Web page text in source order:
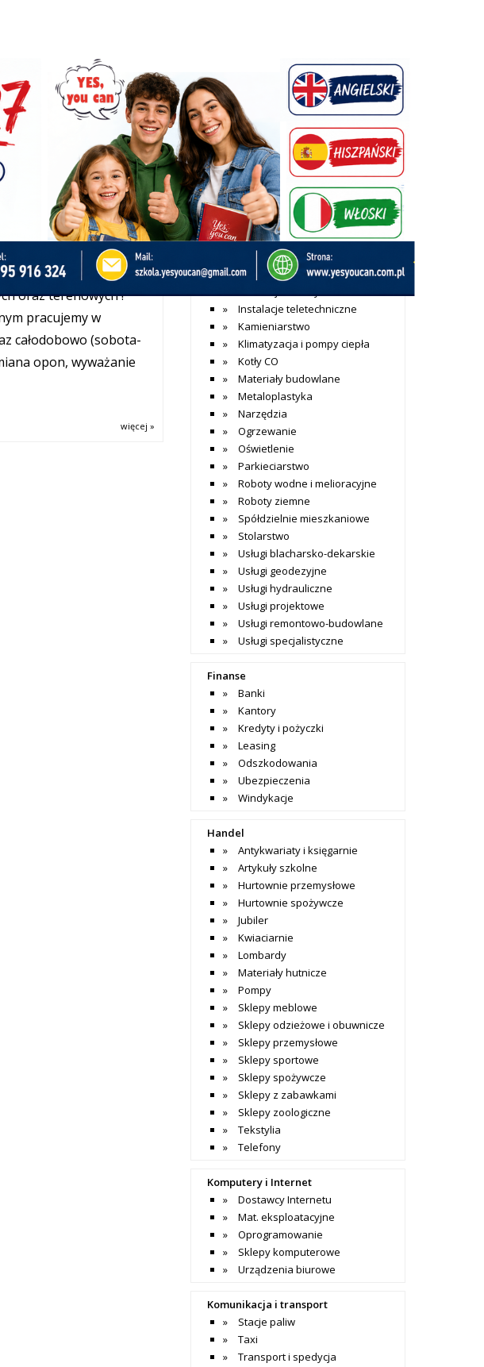
Jasionowski
Jesteśmy
wulkanizacja w regionie
Sejneńska 60 oraz
km. Działamy…
więcej »
oraz terenowych !
pracujemy w
całodobowo (sobota-
opon, wyważanie
więcej »
+ Dodaj wpis
Katalog firm
Dom i budownictwo
Agencje nieruchomości
Alarmy
Aranżacja wnętrz
Architekci
Bramy garażowe
Budowa sauny
Budownictwo mieszkaniowe
Budownictwo przemysłowwe
Instalacje elektryczne
Instalacje teletechniczne
Kamieniarstwo
Klimatyzacja i pompy ciepła
Kotły CO
Materiały budowlane
Metaloplastyka
Narzędzia
Ogrzewanie
Oświetlenie
Parkieciarstwo
Roboty wodne i melioracyjne
Roboty ziemne
Spółdzielnie mieszkaniowe
Stolarstwo
Usługi blacharsko-dekarskie
Usługi geodezyjne
Usługi hydrauliczne
Usługi projektowe
Usługi remontowo-budowlane
Usługi specjalistyczne
Finanse
Banki
Kantory
Kredyty i pożyczki
Leasing
Odszkodowania
Ubezpieczenia
Windykacje
Handel
Antykwariaty i księgarnie
Artykuły szkolne
Hurtownie przemysłowe
Hurtownie spożywcze
Jubiler
Kwiaciarnie
Lombardy
Materiały hutnicze
Pompy
Sklepy meblowe
Sklepy odzieżowe i obuwnicze
Sklepy przemysłowe
Sklepy sportowe
Sklepy spożywcze
Sklepy z zabawkami
Sklepy zoologiczne
Tekstylia
Telefony
Komputery i Internet
Dostawcy Internetu
Mat. eksploatacyjne
Oprogramowanie
Sklepy komputerowe
Urządzenia biurowe
Komunikacja i transport
Stacje paliw
Taxi
Transport i spedycja